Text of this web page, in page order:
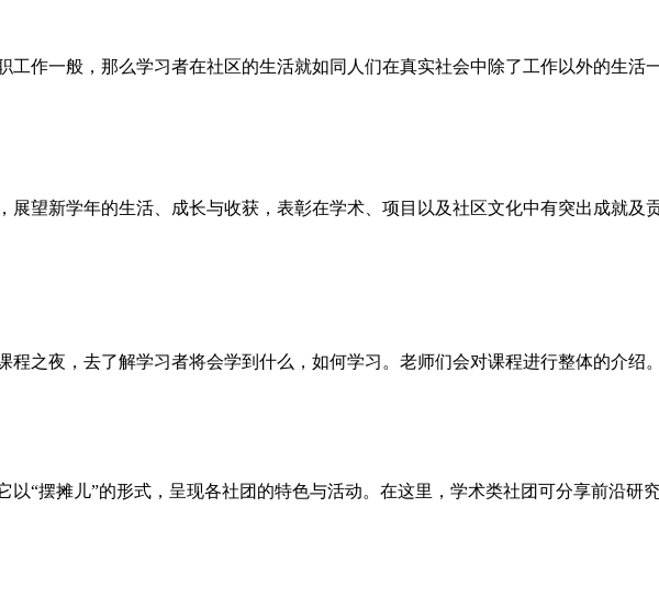
作一般，那么学习者在社区的生活就如同人们在真实社会中除了工作以外的生活
望新学年的生活、成长与收获，表彰在学术、项目以及社区文化中有突出成就及
之夜，去了解学习者将会学到什么，如何学习。老师们会对课程进行整体的介绍。
“摆摊儿”的形式，呈现各社团的特色与活动。在这里，学术类社团可分享前沿研